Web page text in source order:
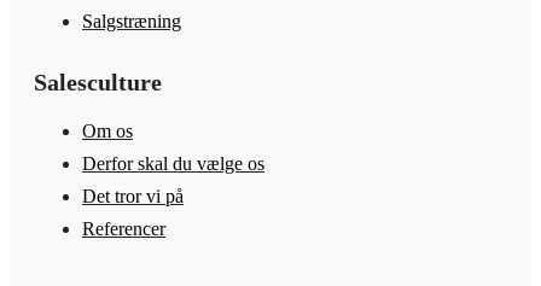
Salgstræning
Salesculture
Om os
Derfor skal du vælge os
Det tror vi på
Referencer